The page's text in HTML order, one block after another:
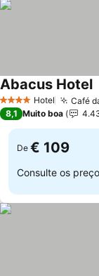
4 EstrelasHotel Café
Abacus Hotel
8,1 Muito boa
De € 109
Consulte os